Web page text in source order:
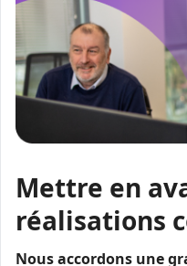
Mettre en
réalisations
Nous accordons une